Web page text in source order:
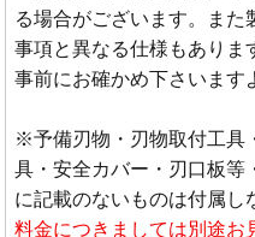
る場合がございます。ま
事項と異なる仕様もありま
事前にお確かめ下さいます
※予備刃物・刃物取付工具
具・安全カバー・刃口板等
に記載のないものは付属し
料金につきましては別途お